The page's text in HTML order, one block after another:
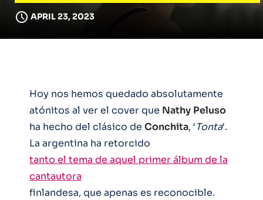
APRIL 23, 2023
Hoy nos hemos quedado absolutamente
atónitos al ver el cover que Nathy Peluso
ha hecho del clásico de Conchita, ‘Tonta‘.
La argentina ha retorcido
tanto el tema de aquel primer álbum de la
cantautora
finlandesa, que apenas es reconocible.